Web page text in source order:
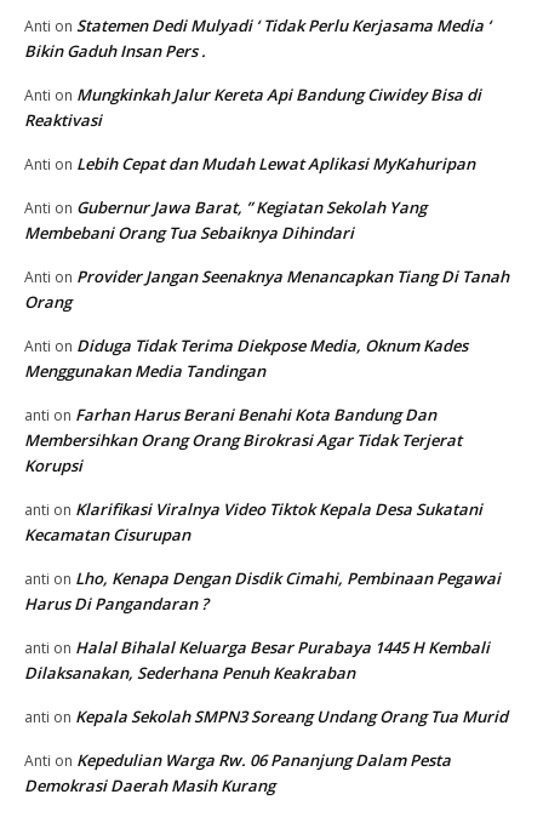
Anti on Statemen Dedi Mulyadi ‘ Tidak Perlu Kerjasama Media ‘
Bikin Gaduh Insan Pers .
Anti on Mungkinkah Jalur Kereta Api Bandung Ciwidey Bisa di
Reaktivasi
Anti on Lebih Cepat dan Mudah Lewat Aplikasi MyKahuripan
Anti on Gubernur Jawa Barat, ” Kegiatan Sekolah Yang
Membebani Orang Tua Sebaiknya Dihindari
Anti on Provider Jangan Seenaknya Menancapkan Tiang Di Tanah
Orang
Anti on Diduga Tidak Terima Diekpose Media, Oknum Kades
Menggunakan Media Tandingan
anti on Farhan Harus Berani Benahi Kota Bandung Dan
Membersihkan Orang Orang Birokrasi Agar Tidak Terjerat
Korupsi
anti on Klarifikasi Viralnya Video Tiktok Kepala Desa Sukatani
Kecamatan Cisurupan
anti on Lho, Kenapa Dengan Disdik Cimahi, Pembinaan Pegawai
Harus Di Pangandaran ?
anti on Halal Bihalal Keluarga Besar Purabaya 1445 H Kembali
Dilaksanakan, Sederhana Penuh Keakraban
anti on Kepala Sekolah SMPN3 Soreang Undang Orang Tua Murid
Anti on Kepedulian Warga Rw. 06 Pananjung Dalam Pesta
Demokrasi Daerah Masih Kurang